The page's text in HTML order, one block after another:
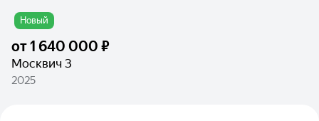
Новый
от1 640 000 ₽
Москвич 3
2025